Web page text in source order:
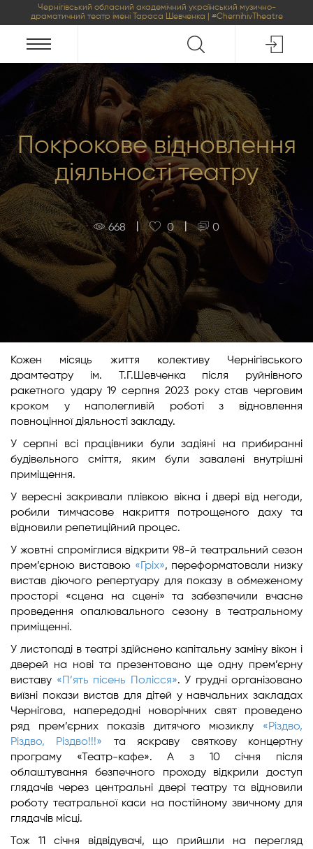
Чернігівський обласний академічний український музично-
драматичний театр імені Тараса Шевченка | #ChernihivTheatre
Покрокове відновлення
діяльності театру
668 | 0 | 0
Кожен місяць життя колективу Чернігівського
драмтеатру ім. Т.Г.Шевченка після руйнівного
ракетного удару 19 серпня 2023 року став черговим
кроком у наполегливій роботі з відновлення
повноцінної діяльності закладу.
У серпні всі працівники були задіяні на прибиранні
будівельного сміття, яким були завалені внутрішні
приміщення.
У вересні закривали плівкою вікна і двері від негоди,
робили тимчасове накриття потрощеного даху та
відновили репетиційний процес.
У жовтні спроміглися відкрити 98-й театральний сезон
прем’єрною виставою «Гріх», переформатовали низку
вистав діючого репертуару для показу в обмеженому
просторі «сцена на сцені» та забезпечили вчасне
проведення опалювального сезону в театральному
приміщенні.
У листопаді в театрі здійснено капітальну заміну вікон і
дверей на нові та презентовано ще одну прем’єрну
виставу «П’ять пісень Полісся». У грудні організовано
виїзні покази вистав для дітей у навчальних закладах
Чернігова, напередодні новорічних свят проведено
ряд прем’єрних показів дитячого мюзиклу «Різдво,
Різдво, Різдво!!!» та яскраву святкову концертну
програму «Театр-кафе». А з 10 січня після
облаштування безпечного проходу відкрили доступ
глядачів через центральні двері театру та відновили
роботу театральної каси на постійному звичному для
глядачів місці.
Тож 11 січня відвідувачі, що прийшли на перегляд